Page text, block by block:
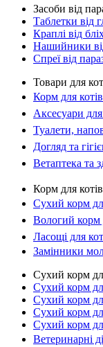
Засоби від
Таблетки від
Краплі від
Нашийники
Спреї від
Товари для
Корм для котів
Аксесуари для
Туалети,
Догляд та
Ветаптека та
Корм для котів
Сухий корм
Вологий корм
Ласощі для
Замінники
Сухий корм
Сухий корм
Сухий корм
Сухий корм
Сухий корм
Ветеринарні